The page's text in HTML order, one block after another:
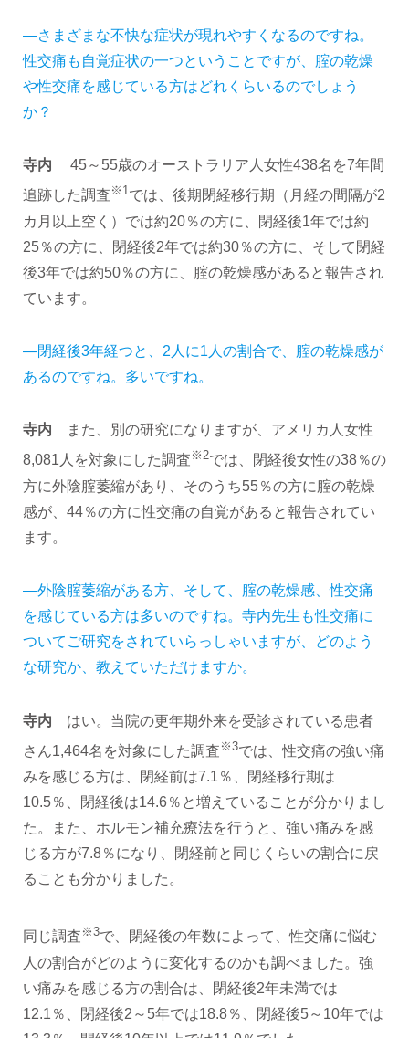
―さまざまな不快な症状が現れやすくなるのですね。
性交痛も自覚症状の一つということですが、腟の乾燥
や性交痛を感じている方はどれくらいるのでしょう
か？
寺内 45～55歳のオーストラリア人女性438名を7年間
追跡した調査 ※1では、後期閉経移行期（月経の間隔が2
カ月以上空く）では約20％の方に、閉経後1年では約
25％の方に、閉経後2年では約30％の方に、そして閉経
後3年では約50％の方に、腟の乾燥感があると報告され
ています。
―閉経後3年経つと、2人に1人の割合で、腟の乾燥感が
あるのですね。多いですね。
寺内 また、別の研究になりますが、アメリカ人女性
8,081人を対象にした調査 ※2では、閉経後女性の38％の
方に外陰腟萎縮があり、そのうち55％の方に腟の乾燥
感が、44％の方に性交痛の自覚があると報告されてい
ます。
―外陰腟萎縮がある方、そして、腟の乾燥感、性交痛
を感じている方は多いのですね。寺内先生も性交痛に
ついてご研究をされていらっしゃいますが、どのよう
な研究か、教えていただけますか。
寺内 はい。当院の更年期外来を受診されている患者
さん1,464名を対象にした調査 ※3では、性交痛の強い痛
みを感じる方は、閉経前は7.1％、閉経移行期は
10.5％、閉経後は14.6％と増えていることが分かりまし
た。また、ホルモン補充療法を行うと、強い痛みを感
じる方が7.8％になり、閉経前と同じくらいの割合に戻
ることも分かりました。
同じ調査 ※3で、閉経後の年数によって、性交痛に悩む
人の割合がどのように変化するのかも調べました。強
い痛みを感じる方の割合は、閉経後2年未満では
12.1％、閉経後2～5年では18.8％、閉経後5～10年では